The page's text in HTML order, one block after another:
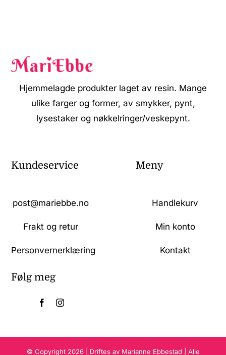
Hjemmelagde produkter laget av resin. Mange
ulike farger og former, av smykker, pynt,
lysestaker og nøkkelringer/veskepynt.
Kundeservice
post@mariebbe.no
Frakt og retur
Personvernerklæring
Meny
Handlekurv
Min konto
Kontakt
Følg meg
© Copyright 2026 | Driftes av Marianne Ebbestad | Alle